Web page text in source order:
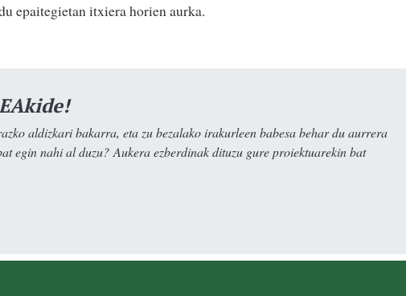
epaitegietan itxiera horien aurka.
aldizkari bakarra, eta zu bezalako irakurleen babesa behar du aurrera
egin nahi al duzu? Aukera ezberdinak dituzu gure proiektuarekin bat